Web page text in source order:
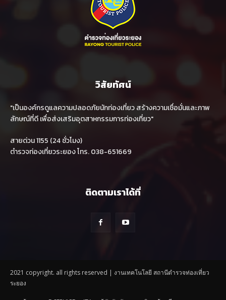
วิสัยทัศน์
"เป็นองค์กรดูแลความปลอดภัยนักท่องเที่ยว สร้างความเชื่อมั่นและภาพ
ลักษณ์ที่ดี เพื่อส่งเสริมอุตสาหกรรมการท่องเที่ยว"
สายด่วน 1155 (24 ชั่วโมง)
ตำรวจท่องเที่ยวระยอง โทร. 038-651669
ติดตามเราได้ที่
2021 copyright. all rights reserved | งานเทคโนโลยี สถานีตำรวจท่องเที่ยว
ระยอง